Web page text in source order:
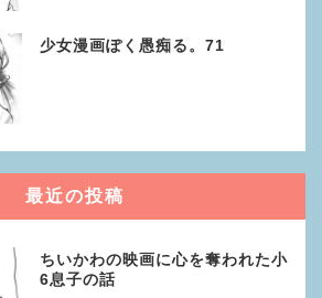
少女漫画ぽく愚痴る。71
最近の投稿
ちいかわの映画に心を奪われた小
6息子の話